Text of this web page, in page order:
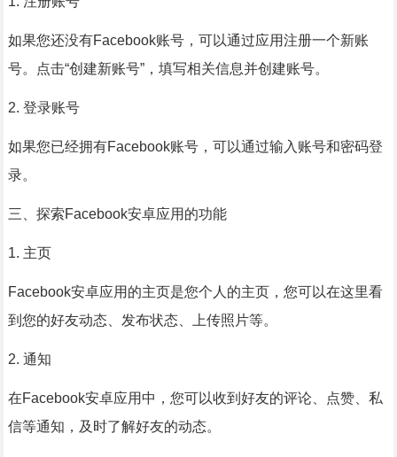
如果您还没有Facebook账号，可以通过应用注册一个新账
号。点击“创建新账号”，填写相关信息并创建账号。
2. 登录账号
如果您已经拥有Facebook账号，可以通过输入账号和密码登
录。
三、探索Facebook安卓应用的功能
1. 主页
Facebook安卓应用的主页是您个人的主页，您可以在这里看
到您的好友动态、发布状态、上传照片等。
2. 通知
在Facebook安卓应用中，您可以收到好友的评论、点赞、私
信等通知，及时了解好友的动态。